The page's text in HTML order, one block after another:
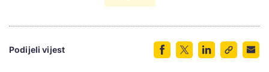
Podijeli vijest